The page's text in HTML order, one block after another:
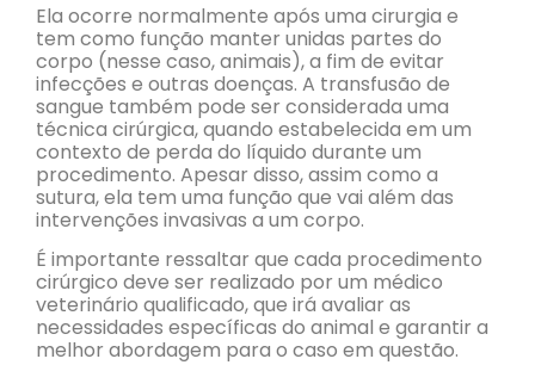
Ela ocorre normalmente após uma cirurgia e
tem como função manter unidas partes do
corpo (nesse caso, animais), a fim de evitar
infecções e outras doenças. A transfusão de
sangue também pode ser considerada uma
técnica cirúrgica, quando estabelecida em um
contexto de perda do líquido durante um
procedimento. Apesar disso, assim como a
sutura, ela tem uma função que vai além das
intervenções invasivas a um corpo.
É importante ressaltar que cada procedimento
cirúrgico deve ser realizado por um médico
veterinário qualificado, que irá avaliar as
necessidades específicas do animal e garantir a
melhor abordagem para o caso em questão.